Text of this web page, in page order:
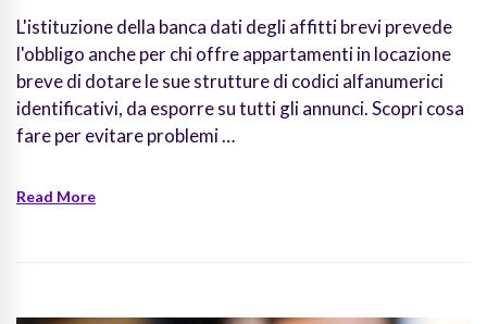
L'istituzione della banca dati degli affitti brevi prevede
l'obbligo anche per chi offre appartamenti in locazione
breve di dotare le sue strutture di codici alfanumerici
identificativi, da esporre su tutti gli annunci. Scopri cosa
fare per evitare problemi …
Read More